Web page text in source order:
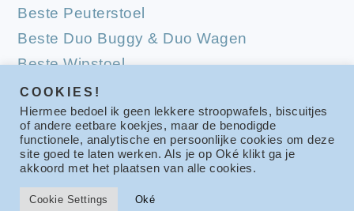
Beste Peuterstoel
Beste Duo Buggy & Duo Wagen
Beste Wipstoel
Beste Campingbedjes
Beste Babymatrassen
COPYRIGHT © 2026 BESTE VOOR KIDS
COOKIES!
Hiermee bedoel ik geen lekkere stroopwafels, biscuitjes
of andere eetbare koekjes, maar de benodigde
functionele, analytische en persoonlijke cookies om deze
site goed te laten werken. Als je op Oké klikt ga je
akkoord met het plaatsen van alle cookies.
Cookie Settings Oké